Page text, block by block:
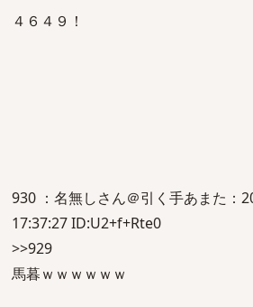
４６４９！
930 ：名無しさん＠引く手あまた：
17:37:27 ID:U2+f+Rte0
>>929
馬暮ｗｗｗｗｗｗ